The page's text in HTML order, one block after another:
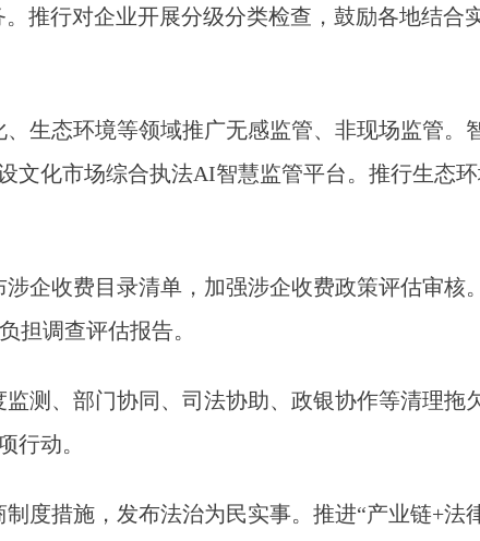
推行对企业开展分级分类检查，鼓励各地结合
、生态环境等领域推广无感监管、非现场监管
文化市场综合执法AI智慧监管平台。推行生态
涉企收费目录清单，加强涉企收费政策评估审
担调查评估报告。
监测、部门协同、司法协助、政银协作等清理
行动。
度措施，发布法治为民实事。推进“产业链+法